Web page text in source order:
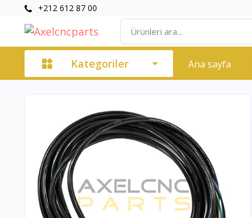
+212 612 87 00
Kategoriler Ana sayfa